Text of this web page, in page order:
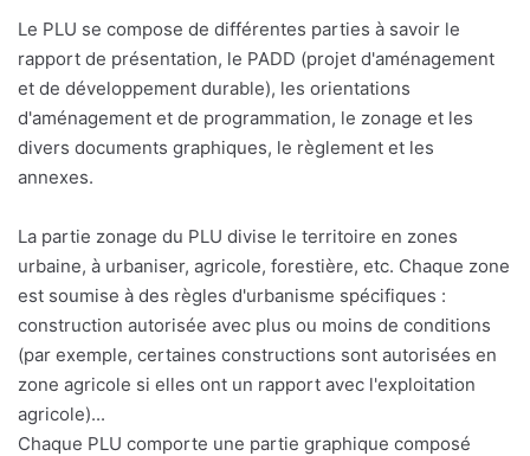
Le PLU se compose de différentes parties à savoir le
rapport de présentation, le PADD (projet d'aménagement
et de développement durable), les orientations
d'aménagement et de programmation, le zonage et les
divers documents graphiques, le règlement et les
annexes.
La partie zonage du PLU divise le territoire en zones
urbaine, à urbaniser, agricole, forestière, etc. Chaque zone
est soumise à des règles d'urbanisme spécifiques :
construction autorisée avec plus ou moins de conditions
(par exemple, certaines constructions sont autorisées en
zone agricole si elles ont un rapport avec l'exploitation
agricole)...
Chaque PLU comporte une partie graphique composé